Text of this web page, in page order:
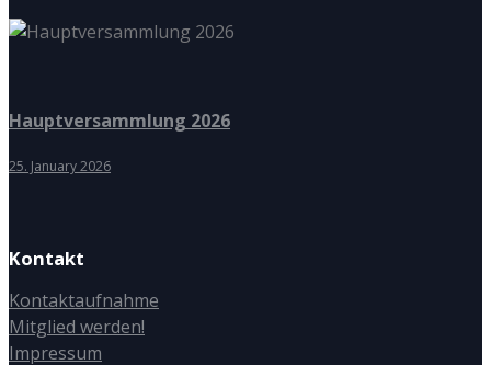
Hauptversammlung 2026
25. January 2026
Kontakt
Kontaktaufnahme
Mitglied werden!
Impressum